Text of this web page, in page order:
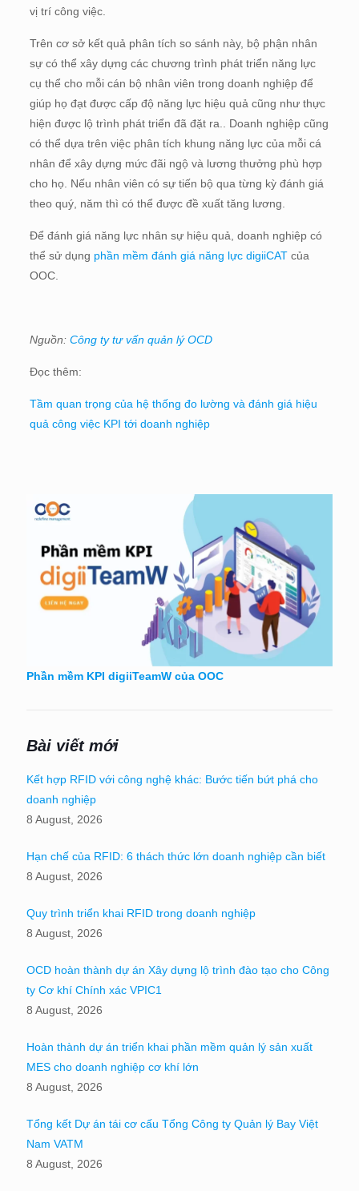
vị trí công việc.
Trên cơ sở kết quả phân tích so sánh này, bộ phận nhân
sự có thể xây dựng các chương trình phát triển năng lực
cụ thể cho mỗi cán bộ nhân viên trong doanh nghiệp để
giúp họ đạt được cấp độ năng lực hiệu quả cũng như thực
hiện được lộ trình phát triển đã đặt ra.. Doanh nghiệp cũng
có thể dựa trên việc phân tích khung năng lực của mỗi cá
nhân để xây dựng mức đãi ngộ và lương thưởng phù hợp
cho họ. Nếu nhân viên có sự tiến bộ qua từng kỳ đánh giá
theo quý, năm thì có thể được đề xuất tăng lương.
Để đánh giá năng lực nhân sự hiệu quả, doanh nghiệp có
thể sử dụng phần mềm đánh giá năng lực digiiCATcủa
OOC.
Nguồn: Công ty tư vấn quản lý OCD
Đọc thêm:
Tầm quan trọng của hệ thống đo lường và đánh giá hiệu
quả công việc KPI tới doanh nghiệp
Phần mềm KPI digiiTeamW của OOC
Bài viết mới
Kết hợp RFID với công nghệ khác: Bước tiến bứt phá cho
doanh nghiệp
8 August, 2026
Hạn chế của RFID: 6 thách thức lớn doanh nghiệp cần biết
8 August, 2026
Quy trình triển khai RFID trong doanh nghiệp
8 August, 2026
OCD hoàn thành dự án Xây dựng lộ trình đào tạo cho Công
ty Cơ khí Chính xác VPIC1
8 August, 2026
Hoàn thành dự án triển khai phần mềm quản lý sản xuất
MES cho doanh nghiệp cơ khí lớn
8 August, 2026
Tổng kết Dự án tái cơ cấu Tổng Công ty Quản lý Bay Việt
Nam VATM
8 August, 2026